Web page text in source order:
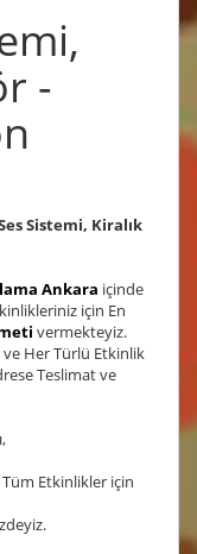
-
Sistemi, Kiralık
Ankara içinde
için En
vermekteyiz.
Her Türlü Etkinlik
Teslimat ve
Etkinlikler için